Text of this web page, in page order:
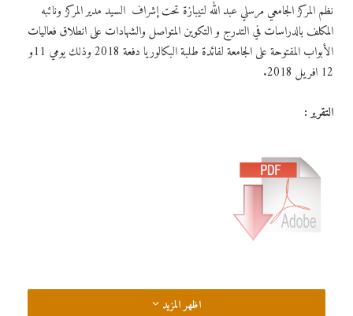
نظم المركز الجامعي مرسلي عبد الله لتيبازة تحت إشراف السيد مدير المركز ونائبه
المكلف بالدراسات في التدرج و التكوين المتواصل والشهادات على انطلاق فعاليات
الأبواب المفتوحة على الجامعة لفائدة طلبة البكالوريا دفعة 2018 وذلك يومي 11و
12 افريل 2018.
التقرير :
اظهر المزيد